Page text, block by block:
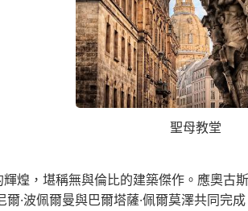
聖母教堂
煌，堪稱無與倫比的建築傑作。應奧古
·波佩爾曼與巴爾塔薩·佩爾莫澤共同完